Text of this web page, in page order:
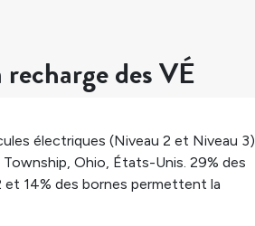
des VÉ
électriques (Niveau 2 et Niveau 3)
, Ohio, États-Unis. 29% des
et 14% des bornes permettent la